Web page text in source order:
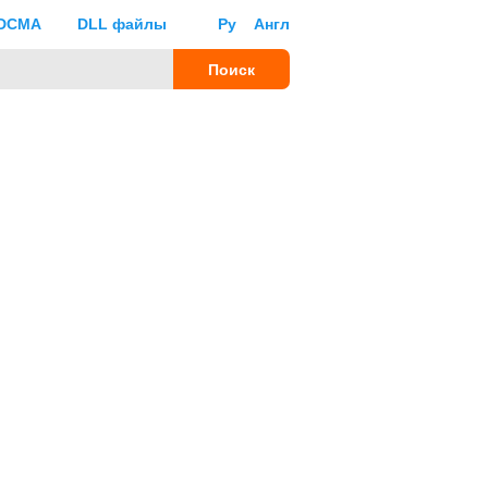
Ру Англ
DLL файлы